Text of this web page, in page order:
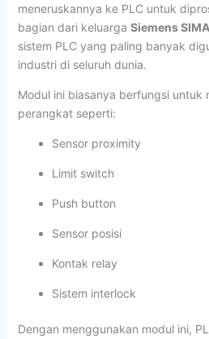
meneruskannya ke PLC untuk
bagian dari keluarga Siemens
sistem PLC yang paling banyak
industri di seluruh dunia.
Modul ini biasanya berfungsi untuk
perangkat seperti:
Sensor proximity
Limit switch
Push button
Sensor posisi
Kontak relay
Sistem interlock
Dengan menggunakan modul ini,